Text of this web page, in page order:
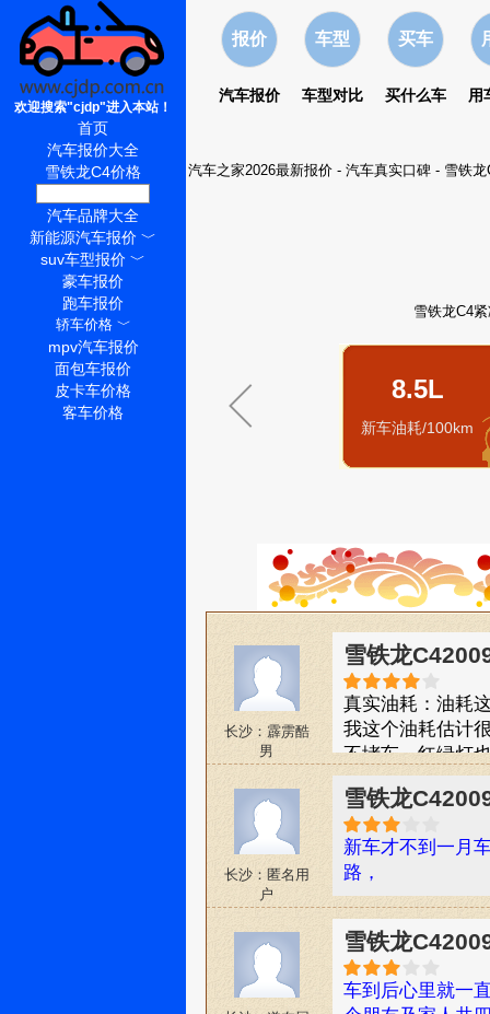
报价
汽车报价
车型
车型对比
买车
买什么车 用
汽车之家2026最新报价- 汽车真实口碑- 雪铁
雪铁龙C4
8.5L
新车油耗/100km
长沙：霹雳酷
男
雪铁龙
真实油耗：油耗
我这个油耗估计
不堵车，红绿灯
内饰的科技感也
超大的天窗，坐
腾都可以，把后
的时候，小孩累
个！。
长沙：匿名用
户
雪铁龙
新车才不到一月
路，
雪铁龙
车到后心里就一
欢迎搜索"cjdp"进入本站！
首页
汽车报价大全
雪铁龙C4价格
汽车品牌大全
新能源汽车报价 ﹀
suv车型报价 ﹀
豪车报价
跑车报价
轿车价格﹀
mpv汽车报价
面包车报价
皮卡车价格
客车价格